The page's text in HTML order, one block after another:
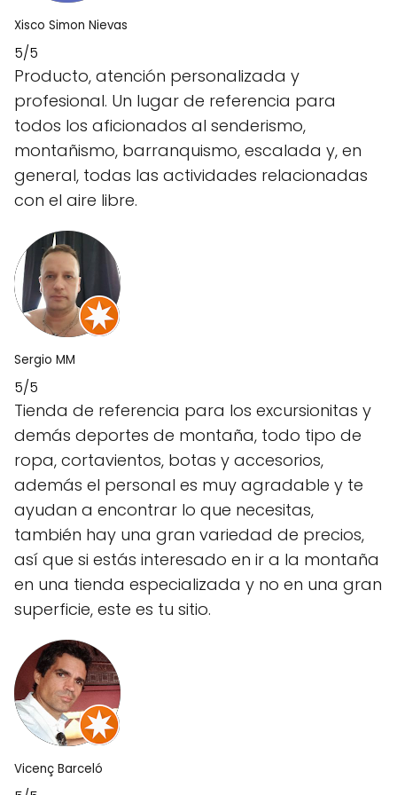
Xisco Simon Nievas
5/5
Producto, atención personalizada y
profesional. Un lugar de referencia para
todos los aficionados al senderismo,
montañismo, barranquismo, escalada y, en
general, todas las actividades relacionadas
con el aire libre.
Sergio MM
5/5
Tienda de referencia para los excursionitas y
demás deportes de montaña, todo tipo de
ropa, cortavientos, botas y accesorios,
además el personal es muy agradable y te
ayudan a encontrar lo que necesitas,
también hay una gran variedad de precios,
así que si estás interesado en ir a la montaña
en una tienda especializada y no en una gran
superficie, este es tu sitio.
Vicenç Barceló